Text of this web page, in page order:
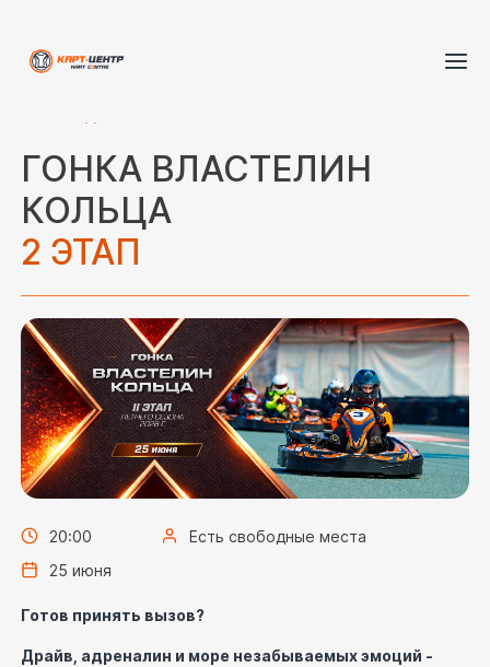
ГОНКА ВЛАСТЕЛИН
КОЛЬЦА
2 ЭТАП
20:00
25 июня
Есть свободные места
Готов принять вызов?
Драйв, адреналин и море незабываемых эмоций -